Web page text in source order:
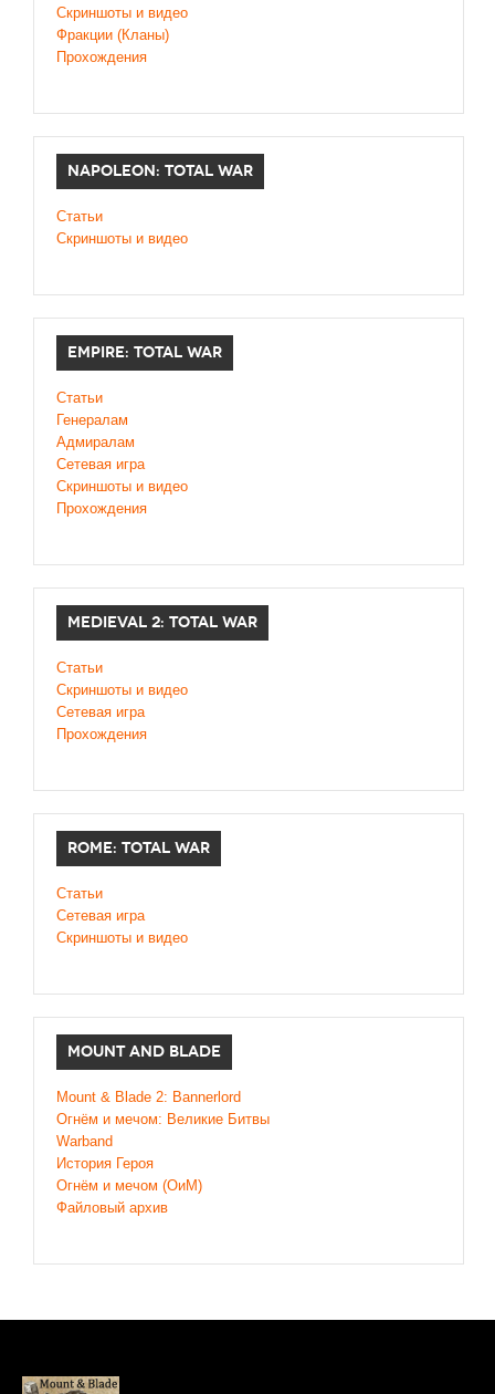
Cкриншоты и видео
Фракции (Кланы)
Прохождения
NAPOLEON: TOTAL WAR
Статьи
Скриншоты и видео
EMPIRE: TOTAL WAR
Статьи
Генералам
Адмиралам
Сетевая игра
Скриншоты и видео
Прохождения
MEDIEVAL 2: TOTAL WAR
Статьи
Скриншоты и видео
Сетевая игра
Прохождения
ROME: TOTAL WAR
Статьи
Сетевая игра
Скриншоты и видео
MOUNT AND BLADE
Mount & Blade 2: Bannerlord
Огнём и мечом: Великие Битвы
Warband
История Героя
Огнём и мечом (ОиМ)
Файловый архив